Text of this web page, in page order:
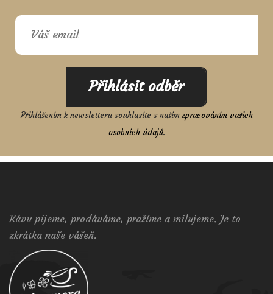
Přihlásit odběr
Přihlášením k newsletteru souhlasíte s našímzpracováním vašich
osobních údajů.
Kávu pijeme, prodáváme, pražíme a milujeme. Je to
zkrátka naše vášeň.